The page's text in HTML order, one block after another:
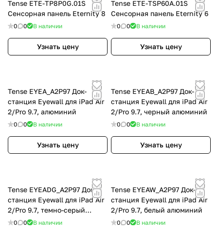
Tense ETE-TP8P0G.01S
Сенсорная панель Eternity 8
0 0 В наличии
Узнать цену
Tense ETE-TSP60A.01S
Сенсорная панель Eternity 6
0 0 В наличии
Узнать цену
Tense EYEA_A2P97 Док-
станция Eyewall для iPad Air
2/Pro 9.7, алюминий
0 0 В наличии
Узнать цену
Tense EYEAB_A2P97 Док-
станция Eyewall для iPad Air
2/Pro 9.7, черный алюминий
0 0 В наличии
Узнать цену
Tense EYEADG_A2P97 Док-
станция Eyewall для iPad Air
2/Pro 9.7, темно-серый
алюминий
0 0 В наличии
Tense EYEAW_A2P97 Док-
станция Eyewall для iPad Air
2/Pro 9.7, белый алюминий
0 0 В наличии